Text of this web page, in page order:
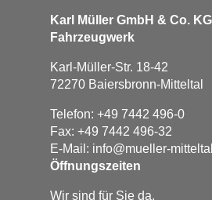
Karl Müller GmbH & Co. KG
Fahrzeugwerk
Karl-Müller-Str. 18-42
72270 Baiersbronn-Mitteltal
Telefon: +49 7442 496-0
Fax: +49 7442 496-32
E-Mail: info@mueller-
Öffnungszeiten
Wir sind für Sie da.